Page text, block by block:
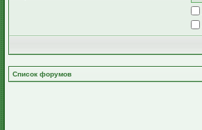
Список форумов